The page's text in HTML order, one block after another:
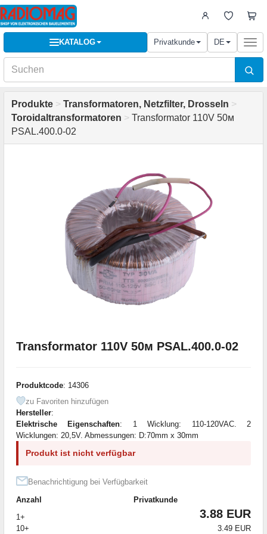
KATALOG Privatkunde DE
Produkte > Transformatoren, Netzfilter, Drosseln >
Toroidaltransformatoren > Transformator 110V 50м
PSAL.400.0-02
Transformator 110V 50м PSAL.400.0-02
Produktcode: 14306
zu Favoriten hinzufügen
Hersteller:
Elektrische Eigenschaften: 1 Wicklung: 110-120VAC. 2
Wicklungen: 20,5V. Abmessungen: D:70mm x 30mm
Produkt ist nicht verfügbar
Benachrichtigung bei Verfügbarkeit
Anzahl
Privatkunde
1+
3.88 EUR
10+ 3.49 EUR